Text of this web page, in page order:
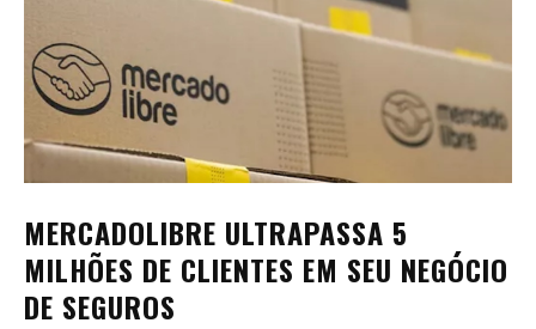
MERCADOLIBRE ULTRAPASSA 5
MILHÕES DE CLIENTES EM SEU NEGÓCIO
DE SEGUROS